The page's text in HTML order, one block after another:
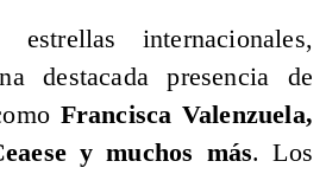
internacionales,
destacada presencia de
Francisca Valenzuela,
y muchos más. Los